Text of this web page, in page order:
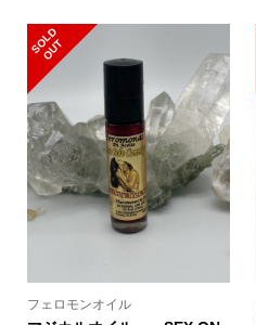
S
O
L
D
O
U
T
フェロモンオイル